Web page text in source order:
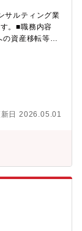
サルティング業
。■職務内容
資産移転等の
係る営業店支
務、信託業
指導、管理、
画、立案、推
新日 2026.05.01